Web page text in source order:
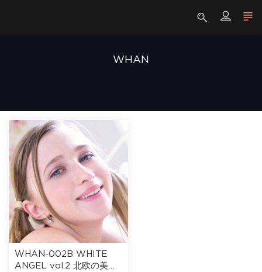
WHAN
WHAN-002B WHITE
ANGEL vol.2 北欧の美少